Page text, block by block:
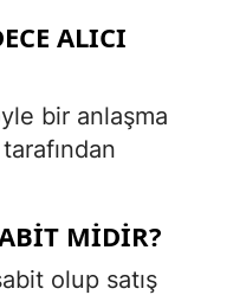
ALICI
bir anlaşma
MIDIR?
olup satış